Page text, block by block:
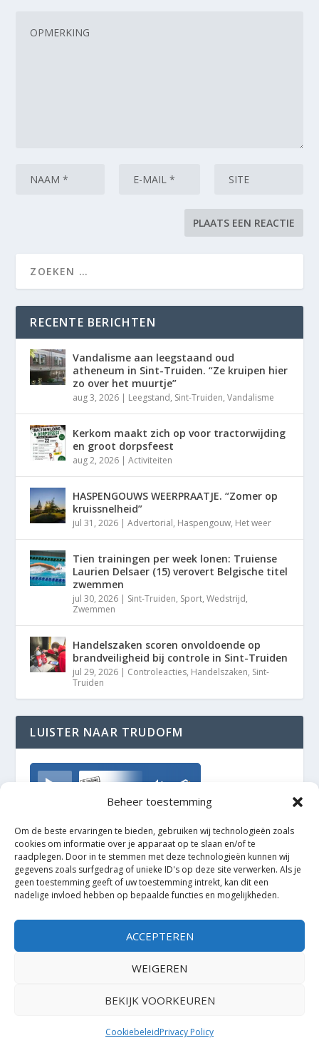
Beheer toestemming
Om de beste ervaringen te bieden, gebruiken wij technologieën zoals
cookies om informatie over je apparaat op te slaan en/of te
raadplegen. Door in te stemmen met deze technologieën kunnen wij
gegevens zoals surfgedrag of unieke ID's op deze site verwerken. Als je
geen toestemming geeft of uw toestemming intrekt, kan dit een
nadelige invloed hebben op bepaalde functies en mogelijkheden.
ACCEPTEREN
WEIGEREN
BEKIJK VOORKEUREN
CookiebeleidPrivacy Policy
RECENTE BERICHTEN
Vandalisme aan leegstaand oud
atheneum in Sint-Truiden. “Ze kruipen hier
zo over het muurtje”
aug 3, 2026 | Leegstand, Sint-Truiden,Vandalisme
Kerkom maakt zich op voor tractorwijding
en groot dorpsfeest
aug 2, 2026 |Activiteiten
HASPENGOUWS WEERPRAATJE. “Zomer op
kruissnelheid”
jul 31, 2026 |Advertorial, Haspengouw, Het weer
Tien trainingen per week lonen: Truiense
Laurien Delsaer (15) verovert Belgische titel
zwemmen
jul 30, 2026 | Sint-Truiden, Sport,Wedstrijd,
Zwemmen
Handelszaken scoren onvoldoende op
brandveiligheid bij controle in Sint-Truiden
jul 29, 2026 | Controleacties, Handelszaken, Sint-
Truiden
LUISTER NAAR TRUDOFM
TrudoFM
Elegant Themes| Mogelijk gemaakt door